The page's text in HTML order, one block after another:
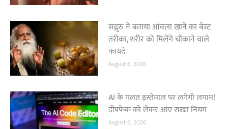
सद्गुरु ने बताया आंवला खाने का बेस्ट
तरीका, शरीर को मिलेंगे चौंकाने वाले
फायदे
August 6, 2026
AI के गलत इस्तेमाल पर लगेगी लगाम!
डीपफेक को लेकर आए सख्त नियम
August 6, 2026